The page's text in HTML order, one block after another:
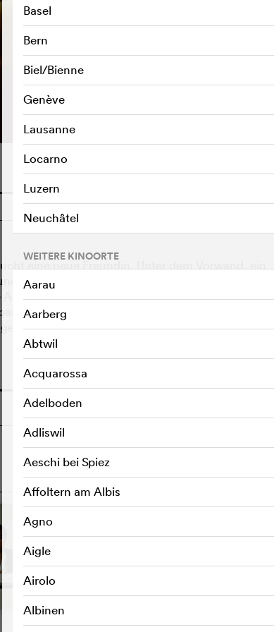
eTRAILER ABSPIELEN
eine neue Freundin. Unter dem Vorwand, ein
ein Fernsehproduzent, allerlei attraktive
die Aoyama wie die perfekte Verkörperung
aber muß er erkennen, daß er sich mit der
hat, was ihm über den Kopf wächst...
Basel
Bern
Biel/Bienne
Genève
Lausanne
Locarno
Luzern
Neuchâtel
WEITERE KINOORTE
Aarau
Aarberg
Abtwil
Acquarossa
Adelboden
Adliswil
Aeschi bei Spiez
Affoltern am Albis
Agno
Aigle
Airolo
Albinen